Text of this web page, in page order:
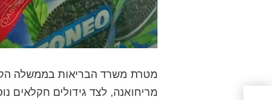
מטרת משרד הבריאות בממשלה
מריחואנה, לצד גידולים חקלאים